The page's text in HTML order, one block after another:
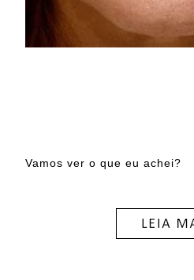
Vamos ver o que eu achei?